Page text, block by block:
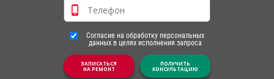
Согласие на обработку персональных
данных в целях исполнения запроса
ЗАПИСАТЬСЯ
НА РЕМОНТ
ПОЛУЧИТЬ
КОНСУЛЬТАЦИЮ